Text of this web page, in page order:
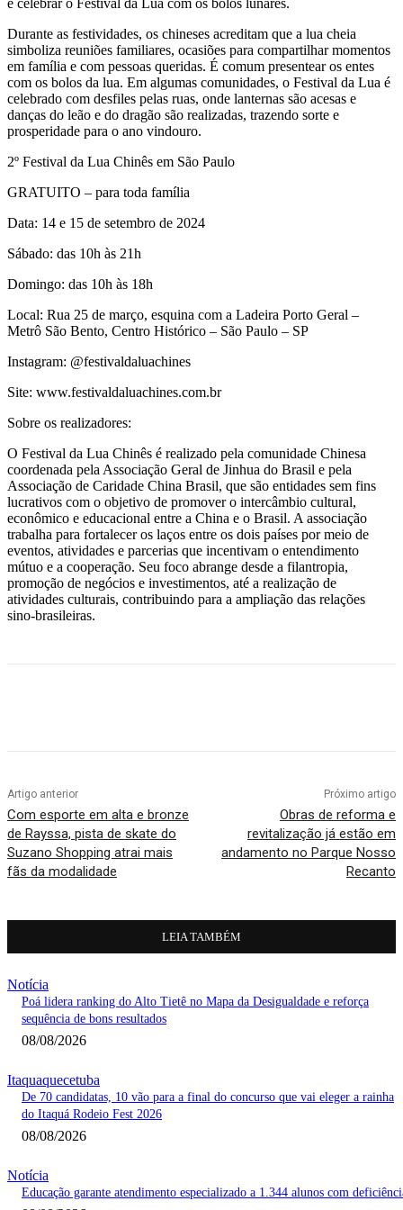
Durante as festividades, os chineses acreditam que a lua cheia
simboliza reuniões familiares, ocasiões para compartilhar momentos
em família e com pessoas queridas. É comum presentear os entes
com os bolos da lua. Em algumas comunidades, o Festival da Lua é
celebrado com desfiles pelas ruas, onde lanternas são acesas e
danças do leão e do dragão são realizadas, trazendo sorte e
prosperidade para o ano vindouro.
2º Festival da Lua Chinês em São Paulo
GRATUITO – para toda família
Data: 14 e 15 de setembro de 2024
Sábado: das 10h às 21h
Domingo: das 10h às 18h
Local: Rua 25 de março, esquina com a Ladeira Porto Geral –
Metrô São Bento, Centro Histórico – São Paulo – SP
Instagram: @festivaldaluachines
Site: www.festivaldaluachines.com.br
Sobre os realizadores:
O Festival da Lua Chinês é realizado pela comunidade Chinesa
coordenada pela Associação Geral de Jinhua do Brasil e pela
Associação de Caridade China Brasil, que são entidades sem fins
lucrativos com o objetivo de promover o intercâmbio cultural,
econômico e educacional entre a China e o Brasil. A associação
trabalha para fortalecer os laços entre os dois países por meio de
eventos, atividades e parcerias que incentivam o entendimento
mútuo e a cooperação. Seu foco abrange desde a filantropia,
promoção de negócios e investimentos, até a realização de
atividades culturais, contribuindo para a ampliação das relações
sino-brasileiras.
Artigo anterior
Com esporte em alta e bronze
de Rayssa, pista de skate do
Suzano Shopping atrai mais
fãs da modalidade
Próximo artigo
Obras de reforma e
revitalização já estão em
andamento no Parque Nosso
Recanto
LEIA TAMBÉM
Notícia
Poá lidera ranking do Alto Tietê no Mapa da Desigualdade e reforça
sequência de bons resultados
08/08/2026
Itaquaquecetuba
De 70 candidatas, 10 vão para a final do concurso que vai eleger a rainha
do Itaquá Rodeio Fest 2026
08/08/2026
Notícia
Educação garante atendimento especializado a 1.344 alunos com